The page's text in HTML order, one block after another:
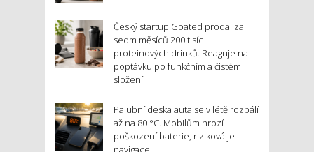
Český startup Goated prodal za
sedm měsíců 200 tisíc
proteinových drinků. Reaguje na
poptávku po funkčním a čistém
složení
Palubní deska auta se v létě rozpálí
až na 80 °C. Mobilům hrozí
poškození baterie, riziková je i
navigace